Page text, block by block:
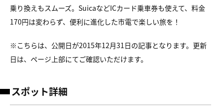
乗り換えもスムーズ。SuicaなどICカード乗車券も使えて、料金
170円は変わらず、便利に進化した市電で楽しい旅を！
※こちらは、公開日が2015年12月31日の記事となります。更新
日は、ページ上部にてご確認いただけます。
スポット詳細